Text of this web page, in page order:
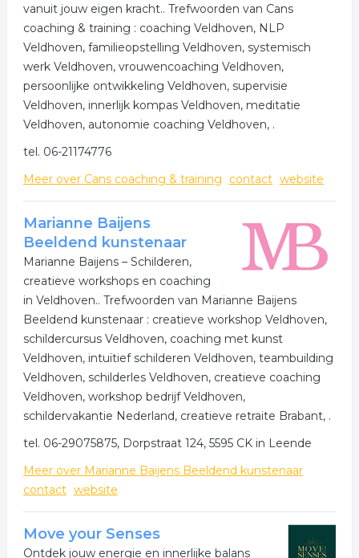
meer innerlijke vrijheid, ontspanning van lichaam en
geest, genieten van gewone dingen, je eigen weg,
meer levensenergie, diepere inzichten in je eigen
kwaliteiten en een ontmoeting met jezelf.
Ook voor workshops kunt u bij mij terecht. Neem voor
de mogelijke workshops een kijkje op de website.
vanuit jouw eigen kracht.. Trefwoorden van Cans
coaching & training : coaching Veldhoven, NLP
Veldhoven, familieopstelling Veldhoven, systemisch
werk Veldhoven, vrouwencoaching Veldhoven,
persoonlijke ontwikkeling Veldhoven, supervisie
Veldhoven, innerlijk kompas Veldhoven, meditatie
Veldhoven, autonomie coaching Veldhoven, .
tel. 06-21174776
Meer over Cans coaching & training
contact website
Marianne Baijens
Beeldend kunstenaar
Marianne Baijens – Schilderen,
creatieve workshops en coaching
in Veldhoven.. Trefwoorden van Marianne Baijens
Beeldend kunstenaar : creatieve workshop Veldhoven,
schildercursus Veldhoven, coaching met kunst
Veldhoven, intuïtief schilderen Veldhoven, teambuilding
Veldhoven, schilderles Veldhoven, creatieve coaching
Veldhoven, workshop bedrijf Veldhoven,
schildervakantie Nederland, creatieve retraite Brabant, .
tel. 06-29075875, Dorpstraat 124, 5595 CK in Leende
Meer over Marianne Baijens Beeldend kunstenaar
contact website
Move your Senses
Ontdek jouw energie en innerlijke balans